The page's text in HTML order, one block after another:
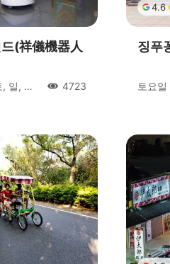
(祥儀機器人
화~금 9:00~17:00 토, 일, 국정공휴일 9:00~17:30 매주 월요일 휴관 人氣4723
4.6
징푸
토요